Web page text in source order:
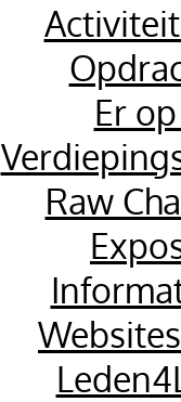
Er
Raw